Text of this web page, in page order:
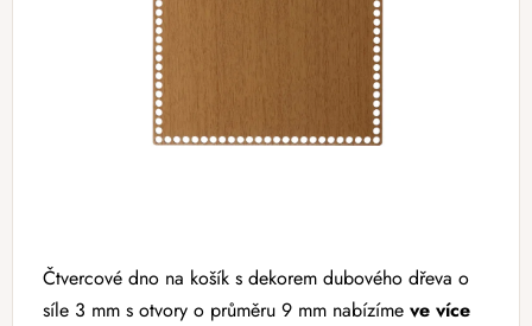
Čtvercové dno na košík s dekorem dubového dřeva o
síle 3 mm s otvory o průměru 9 mm nabízíme ve více